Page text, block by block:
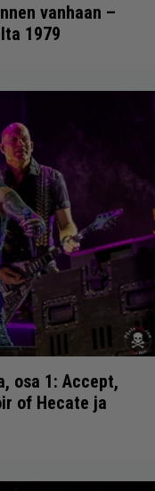
vanhaan –
1979
osa 1: Accept,
of Hecate ja